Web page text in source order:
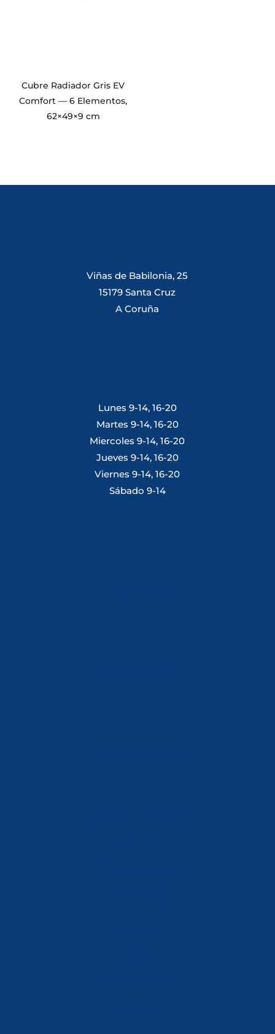
Cubre Radiador Gris EV
Comfort — 6 Elementos,
62×49×9 cm
Viñas de Babilonia, 25
15179 Santa Cruz
A Coruña
Lunes 9-14, 16-20
Martes 9-14, 16-20
Miercoles 9-14, 16-20
Jueves 9-14, 16-20
Viernes 9-14, 16-20
Sábado 9-14